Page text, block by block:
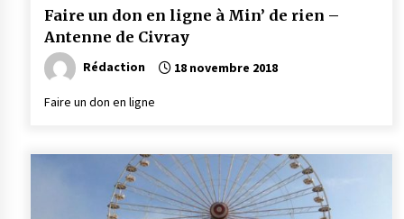
Faire un don en ligne à Min’ de rien –
Antenne de Civray
Rédaction 18 novembre 2018
Faire un don en ligne